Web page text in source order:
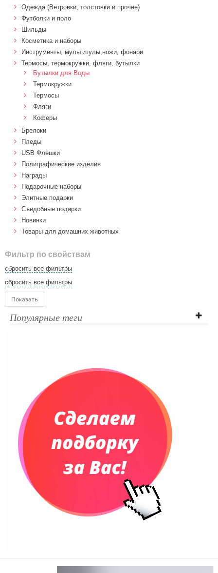
Одежда (Ветровки, толстовки и прочее)
Футболки и поло
Шильды
Косметика и наборы
Инструменты, мультитулы,ножи, фонари
Термосы, термокружки, фляги, бутылки
Бутылки для Воды
Термокружки
Термосы
Фляги
Коферы
Брелоки
Пледы
USB Флешки
Полиграфические изделия
Награды
Подарочные наборы
Элитные подарки
Cъедобные подарки
Новинки
Товары для домашних животных
Фильтр по свойствам
сбросить все фильтры
сбросить все фильтры
Показать
Популярные теги